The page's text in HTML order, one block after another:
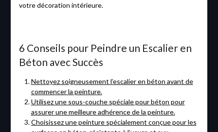
votre décoration intérieure.
6 Conseils pour Peindre un Escalier en
Béton avec Succès
Nettoyez soigneusement l’escalier en béton avant de
commencer la peinture.
Utilisez une sous-couche spéciale pour béton pour
assurer une meilleure adhérence de la peinture.
Choisissez une peinture spécialement conçue pour les